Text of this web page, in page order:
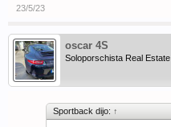
23/5/23
oscar 4S
Soloporschista Real Estate
Sportback dijo: ↑